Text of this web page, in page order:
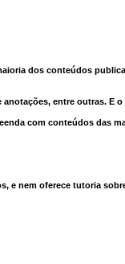
dos conteúdos
entre outras. E
com conteúdos das
e nem oferece tutoria